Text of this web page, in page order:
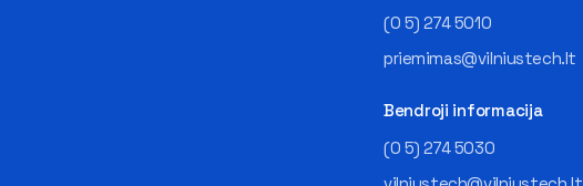
(0 5) 274 5010
priemimas@vilniustech.lt
Bendroji informacija
(0 5) 274 5030